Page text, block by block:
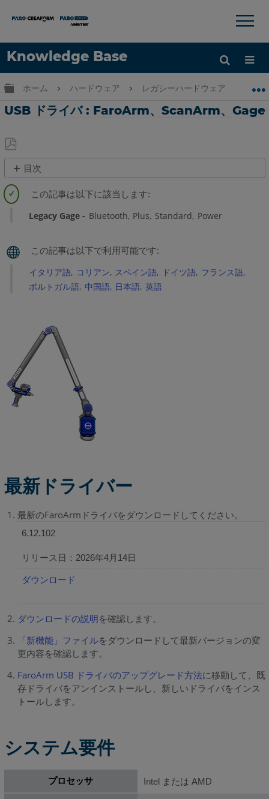
Knowledge Base
言語
×
グローバル階層を展開/折りたたむ
ホーム ハードウェア レガシーハードウェア レ
USB ドライバ : FaroArm、ScanArm、Gage
PDF
と
し
て
目次
シ
件
ト
ー
画
FARO®
LLP
HD
搭
ScanArm
概
備
USB
FaroArm
Legacy Gage Bluetooth Plus Standard Power
イタリア語 コリアン スペイン語 ドイツ語 フランス語
ポルトガル語 中国語 日本語 英語
最新ドライバー
最新のFaroArmドライバをダウンロードしてください。
6.12.102
リリース日：2026年4月14日
ダウンロード
ダウンロードの説明を確認します。
「新機能」ファイルをダウンロードして最新バージョンの変
更内容を確認します。
FaroArm USB ドライバのアップグレード方法に移動して、既
存ドライバをアンインストールし、新しいドライバをインス
トールします。
システム要件
プロセッサ Intel または AMD